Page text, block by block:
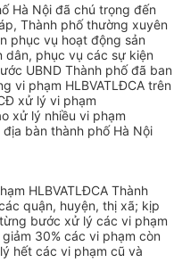
Hà Nội đã chú trọng đến
Thành phố thường xuyên
phục vụ hoạt động sản
dân, phục vụ các sự kiện
UBND Thành phốđã ban
vi phạm HLBVATLĐCA trên
xử lý vi phạm
xử lý nhiều vi phạm
địa bàn thành phố Hà Nội
HLBVATLĐCA Thành
quận, huyện, thị xã; kịp
ừng bước xử lý các vi phạm
30% các vi phạm còn
hết các vi phạm cũ và